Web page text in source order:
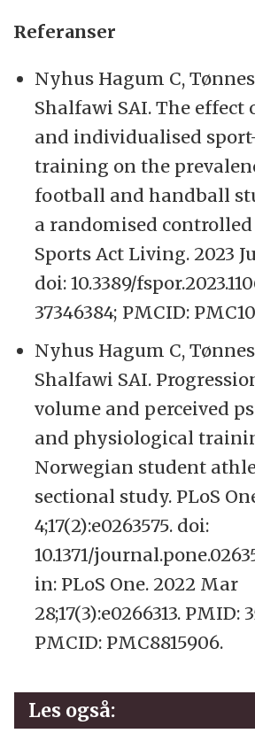
Referanser
Nyhus Hagum C,
Shalfawi SAI. The effect
and individualised
training on the
football and handball
a randomised
Sports Act Living. 2023
doi: 10.3389/
37346384; PMCID:
Nyhus Hagum C,
Shalfawi SAI.
volume and perceived
and physiological
Norwegian student
sectional study. PLoS
4;17(2):e0263575. doi:
10.1371/
in: PLoS One. 2022 Mar
28;17(3):e0266313. PMID:
PMCID: PMC8815906.
Les også: